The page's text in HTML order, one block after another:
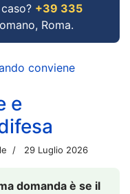
+39 335
Roma.
conviene
e
29 Luglio 2026
domanda è se il